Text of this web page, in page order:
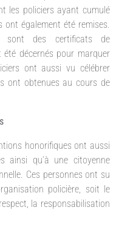
les policiers ayant cumulé
ont également été remises.
sont des certificats de
été décernés pour marquer
ont aussi vu célébrer
ont obtenues au cours de
honorifiques ont aussi
ainsi qu’à une citoyenne
Ces personnes ont su
policière, soit le
la responsabilisation